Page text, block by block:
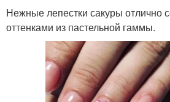
Нежные лепестки сакуры отлично
оттенками из пастельной гаммы.